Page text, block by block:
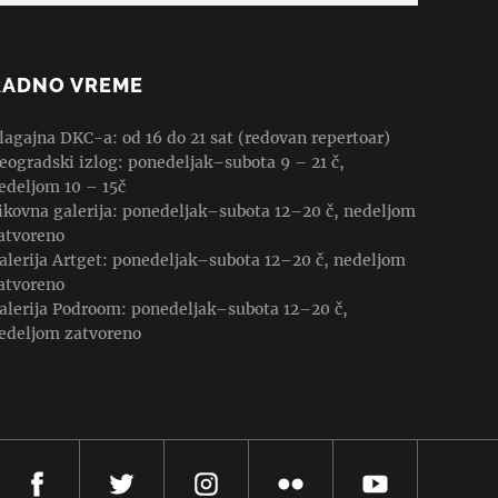
VREME
DKC-a: od 16 do 21 sat (redovan repertoar)
izlog: ponedeljak–subota 9 – 21 č,
10 – 15č
galerija: ponedeljak–subota 12–20 č, nedeljom
Artget: ponedeljak–subota 12–20 č, nedeljom
Podroom: ponedeljak–subota 12–20 č,
zatvoreno